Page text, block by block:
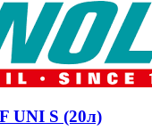
UNI S (20л)